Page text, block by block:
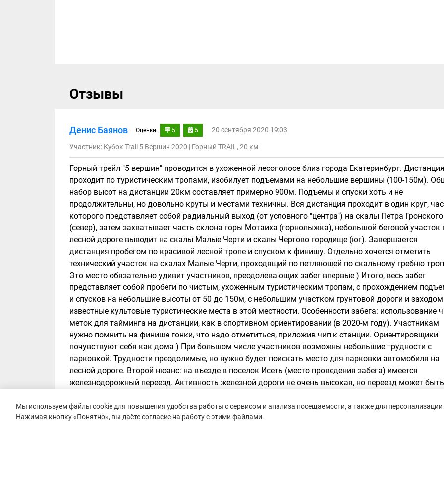
Отзывы
Денис Баянов Оценки: 5 5 20 сентября 2020 19:03
Участник: Кубок Trail 5 Вершин 2020 | Горный TRAIL, 20 км
Горный трейл "5 вершин" проводится в ухоженной лесополосе близ города Екатеринбург. Дистанция
проходит по туристическим тропами, изобилует подъемами на небольшие вершины (100-150м).
набор высот на дистанции 20км составляет примерно 900м. Подъемы и спуски хоть и не
продолжительны, но довольно круты и местами техничны. Вся дистанция проходит в один круг,
которого представляет собой радиальный выход (от условного "центра") на скалы Петра Гронского
(север), затем захватывает часть склона горы Мотаиха (горнолыжка), небольшой беговой участок
лесной дороге выводит на скалы Малые Черти и скалы Чертово городище (юг). Завершается
дистанция пробегом по красивой лесной тропе и спуском к финишу. Отдельно хочется отметить
технический участок на скалах Малые Черти, проходящий по петляющей по скальному гребню
Это место обязательно удивит участников, преодолевающих забег впервые ) Итого, весь забег
представляет собой пробеги по чистым, ухоженным туристическим тропам, с прохождением
и спусков на небольшие высоты от 50 до 150м, с небольшим участком грунтовой дороги и заходом
известные культовые туристические места в этой местности. Особенности забега: использование
меток для тайминга на дистанции, как в спортивном ориентировании (в 2020-м году). Участникам
нужно помнить на финише гонки, что надо отметиться, приложив чип к станции. Ориентировщики
почувствуют себя как дома ) При большом числе участников возможны небольшие трудности с
парковкой. Трудности преодолимые, но нужно будет поискать место для парковки автомобиля на
лесной дороге. Второй нюанс: на въезде в поселок Исеть (место проведения забега) имеется
железнодорожный переезд. Активность железной дороги не очень высокая, но переезд может быть
запасом по времени.
Преимущества:
Хорошая организация, улучшающаяся с каждым годом. Место старта (большая
Мы используем файлы cookie для повышения удобства работы с сервисом и анализа посещаемости, а также для персонализации
Нажимая кнопку «Понятно», вы даёте согласие на работу с этими файлами.